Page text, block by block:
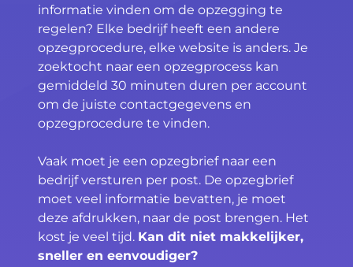
informatie vinden om de opzegging te
regelen? Elke bedrijf heeft een andere
opzegprocedure, elke website is anders. Je
zoektocht naar een opzegprocess kan
gemiddeld 30 minuten duren per account
om de juiste contactgegevens en
opzegprocedure te vinden.
Vaak moet je een opzegbrief naar een
bedrijf versturen per post. De opzegbrief
moet veel informatie bevatten, je moet
deze afdrukken, naar de post brengen. Het
kost je veel tijd. Kan dit niet makkelijker,
sneller en eenvoudiger?